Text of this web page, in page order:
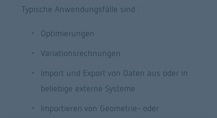
Typische Anwendungsfälle sind :
Optimierungen
Variationsrechnungen
Import und Export von Daten aus oder in
beliebige externe Systeme
Importieren von Geometrie- oder